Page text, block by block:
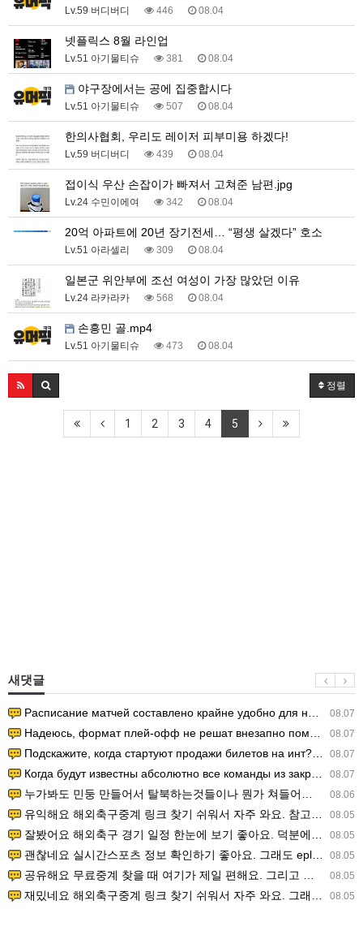
Lv.59 버디버디 446 08.04
넷플릭스 8월 라인업
Lv.51 아기물티슈 381 08.04
야구장에서는 공에 집중합시다
Lv.51 아기물티슈 507 08.04
한의사협회, 우리도 레이저 피부미용 하겠다!
Lv.59 버디버디 439 08.04
접이식 우산 손잡이가 빠져서 고쳐준 남편.jpg
Lv.24 수민이에여 342 08.04
20억 아파트에 20년 장기전세… “평생 살겠다” 호소
Lv.51 아라셀리 309 08.04
일본군 위안부에 조선 여성이 가장 많았던 이유
Lv.24 라카라카 568 08.04
손흥민 골.mp4
Lv.51 아기물티슈 473 08.04
정렬
1 2 3 4 5
새댓글
08.07
Расписание матчей составлено крайне удобно для нашего часово…
08.07
Надеюсь, формат плей-офф не решат внезапно поменять. https:/…
08.07
Подскажите, когда стартуют продажи билетов на инт? https://g…
08.07
Когда будут известны абсолютно все команды из закрытых квали…
08.06
누가봐도 민둥 만들어서 탈북하는것들이나 뭔가 쳐들어오는 낌새를 미리 알아차리기 위함이지 저걸 전쟁준비라고 하…
08.05
유익해요 해외축구중계 링크 찾기 쉬워서 자주 와요. 참고로 무료스포츠중계 정보 확인할 때 출처 꼭 체크해요.…
08.05
잘봤어요 해외축구 경기 일정 한눈에 보기 좋아요. 덕분에 epl중계 볼 때 공식 중계 채널 먼저 찾아봐요. …
08.05
괜찮네요 실시간스포츠 정보 확인하기 좋아요. 그래도 epl중계 볼 때 공식 중계 채널 먼저 찾아봐요. 북마크…
08.05
공유해요 무료중계 찾을 때 여기가 제일 편해요. 그리고 무료스포츠중계 정보 확인할 때 출처 꼭 체크해요. 앞…
08.05
재밌네요 해외축구중계 링크 찾기 쉬워서 자주 와요. 그래서 해외축구중계도 정식 서비스로 봐야 안전해요. 다음…